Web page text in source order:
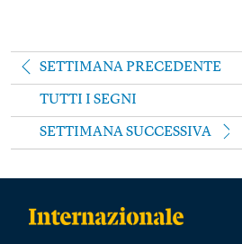
SETTIMANA PRECEDENTE
TUTTI I SEGNI
SETTIMANA SUCCESSIVA